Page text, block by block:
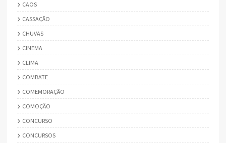
CAOS
CASSAÇÃO
CHUVAS
CINEMA
CLIMA
COMBATE
COMEMORAÇÃO
COMOÇÃO
CONCURSO
CONCURSOS